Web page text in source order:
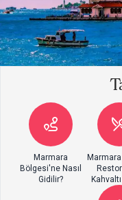
Marmara
Bölgesi'ne Nasıl
Gidilir?